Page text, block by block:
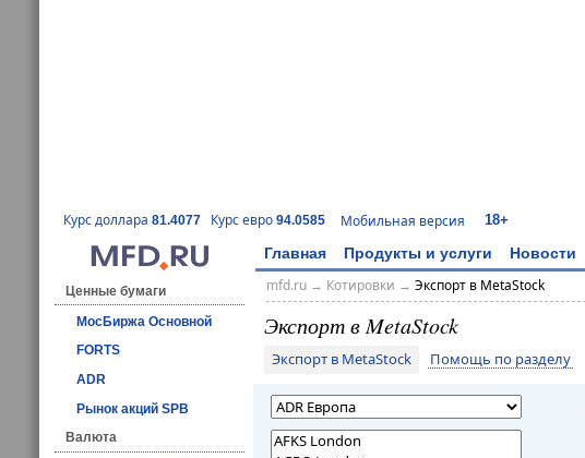
Курс доллара 81.4077 Курс евро 94.0585 Мобильная версия 18+
Главная Продукты и услуги Новости
Ценные бумаги
МосБиржа Основной
FORTS
ADR
Рынок акций SPB
Валюта
mfd.ru→ Котировки → Экспорт в MetaStock
Экспорт в MetaStock
Экспорт в MetaStock Помощь по разделу